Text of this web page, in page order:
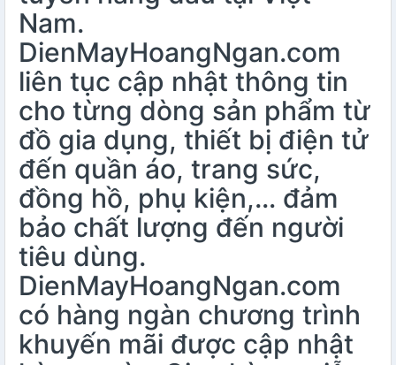
Nam.
DienMayHoangNgan.com
liên tục cập nhật thông tin
cho từng dòng sản phẩm từ
đồ gia dụng, thiết bị điện tử
đến quần áo, trang sức,
đồng hồ, phụ kiện,… đảm
bảo chất lượng đến người
tiêu dùng.
DienMayHoangNgan.com
có hàng ngàn chương trình
khuyến mãi được cập nhật